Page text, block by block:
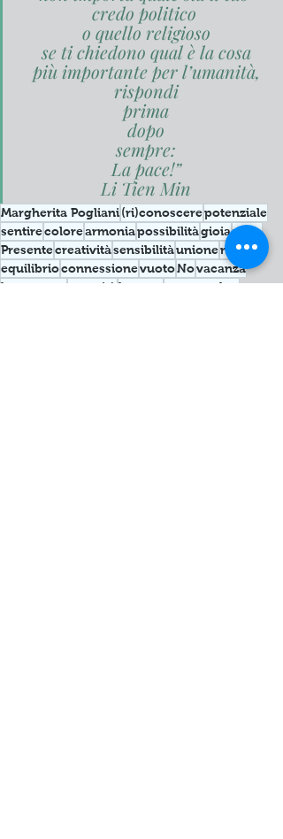
credo politico
o quello religioso
se ti chiedono qual è la cosa
più importante per l’umanità,
rispondi
prima
dopo
sempre:
La pace!”
Li Tien Min
Margherita Pogliani(ri)conoscerepotenziale
sentirecolorearmoniapossibilitàgioiapace
Presentecreativitàsensibilitàunionenatura
equilibrioconnessionevuotoNovacanza
leggerezza
serenità legame
peacemaker